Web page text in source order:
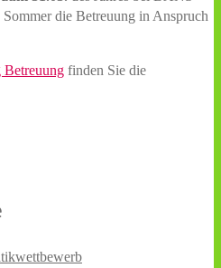
die Betreuung in Anspruch
Betreuung finden Sie die